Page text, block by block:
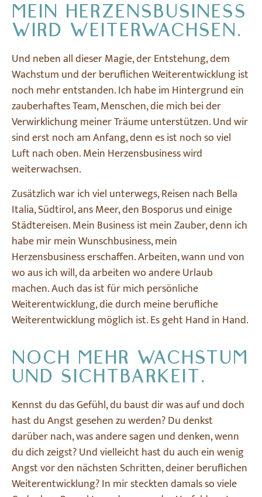
MEIN HERZENSBUSINESS
WIRD WEITERWACHSEN.
Und neben all dieser Magie, der Entstehung, dem
Wachstum und der beruflichen Weiterentwicklung ist
noch mehr entstanden. Ich habe im Hintergrund ein
zauberhaftes Team, Menschen, die mich bei der
Verwirklichung meiner Träume unterstützen. Und wir
sind erst noch am Anfang, denn es ist noch so viel
Luft nach oben. Mein Herzensbusiness wird
weiterwachsen.
Zusätzlich war ich viel unterwegs, Reisen nach Bella
Italia, Südtirol, ans Meer, den Bosporus und einige
Städtereisen. Mein Business ist mein Zauber, denn ich
habe mir mein Wunschbusiness, mein
Herzensbusiness erschaffen. Arbeiten, wann und von
wo aus ich will, da arbeiten wo andere Urlaub
machen. Auch das ist für mich persönliche
Weiterentwicklung, die durch meine berufliche
Weiterentwicklung möglich ist. Es geht Hand in Hand.
NOCH MEHR WACHSTUM
UND SICHTBARKEIT.
Kennst du das Gefühl, du baust dir was auf und doch
hast du Angst gesehen zu werden? Du denkst
darüber nach, was andere sagen und denken, wenn
du dich zeigst? Und vielleicht hast du auch ein wenig
Angst vor den nächsten Schritten, deiner beruflichen
Weiterentwicklung? In mir steckten damals so viele